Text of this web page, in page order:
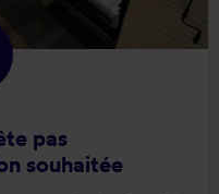
pas
souhaitée